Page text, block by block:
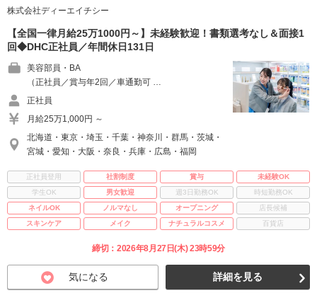
株式会社ディーエイチシー
【全国一律月給25万1000円～】未経験歓迎！書類選考なし＆面接1
回◆DHC正社員／年間休日131日
美容部員・BA
（正社員／賞与年2回／車通勤可 …
正社員
月給25万1,000円 ～
北海道・東京・埼玉・千葉・神奈川・群馬・茨城・
宮城・愛知・大阪・奈良・兵庫・広島・福岡
正社員登用 社割制度 賞与
未経験OK
学生OK
男女歓迎 週3日勤務OK
時短勤務OK
ネイルOK
ノルマなし オープニング
店長候補
スキンケア
メイク ナチュラルコスメ 百貨店
締切：2026年8月27日(木) 23時59分
気になる 詳細を見る